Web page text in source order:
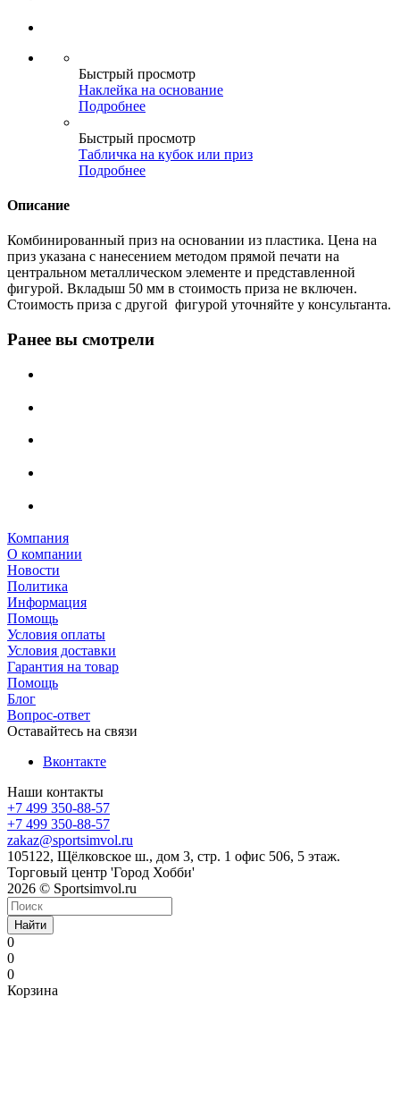
Быстрый просмотр
Наклейка на основание
Подробнее
Быстрый просмотр
Табличка на кубок или приз
Подробнее
Описание
Комбинированный приз на основании из пластика. Цена на
приз указана c нанесением методом прямой печати на
центральном металлическом элементе и представленной
фигурой. Вкладыш 50 мм в стоимость приза не включен.
Стоимость приза с другой фигурой уточняйте у консультанта.
Ранее вы смотрели
Компания
О компании
Новости
Политика
Информация
Помощь
Условия оплаты
Условия доставки
Гарантия на товар
Помощь
Блог
Вопрос-ответ
Оставайтесь на связи
Вконтакте
Наши контакты
+7 499 350-88-57
+7 499 350-88-57
zakaz@sportsimvol.ru
105122, Щёлковское ш., дом 3, стр. 1 офис 506, 5 этаж.
Торговый центр 'Город Хобби'
2026 © Sportsimvol.ru
Найти
0
0
0
Корзина